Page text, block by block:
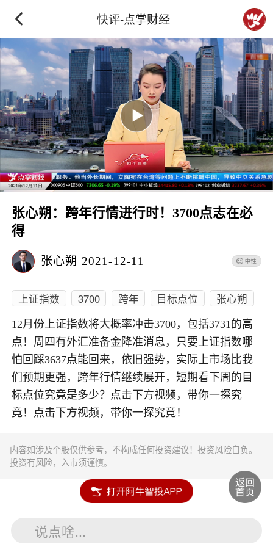
快评-点掌财经
张心朔：跨年行情进行时！3700点志在必
得
张心朔 2021-12-11
上证指数 3700 跨年 目标点位 张心朔
12月份上证指数将大概率冲击3700，包括3731的高
点！周四有外汇准备金降准消息，只要上证指数哪
怕回踩3637点能回来，依旧强势，实际上市场比我
们预期更强，跨年行情继续展开，短期看下周的目
标点位究竟是多少？点击下方视频，带你一探究
竟！点击下方视频，带你一探究竟！
内容如涉及个股仅供参考，不构成任何投资建议！投资风险自负。
投资有风险，入市须谨慎。
说点啥...